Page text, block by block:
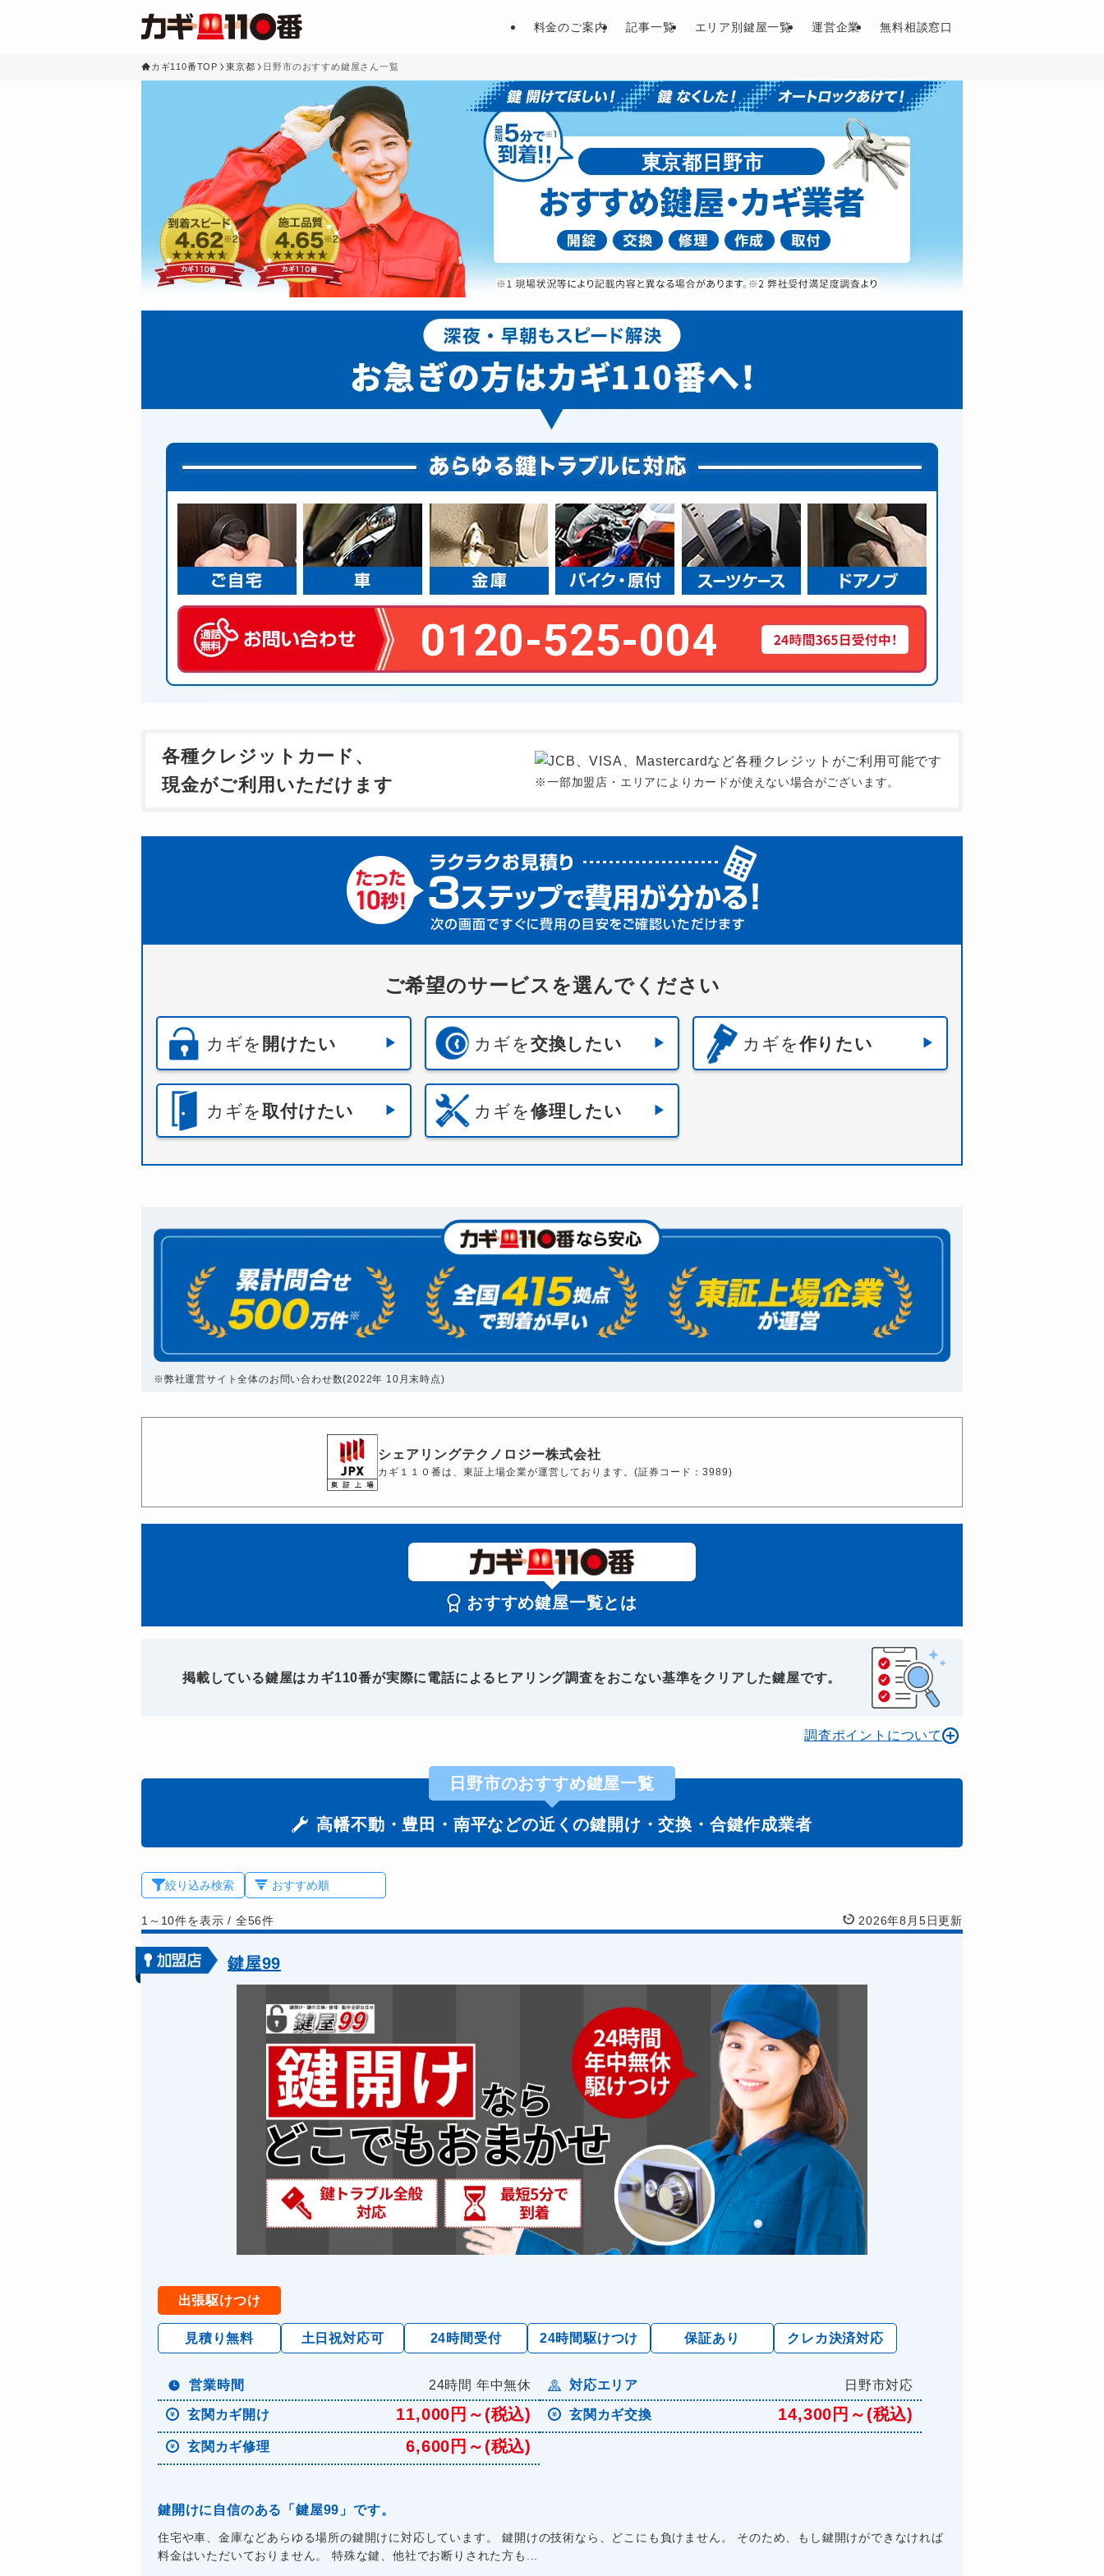
料金のご案内 記事一覧 エリア別鍵屋一覧 運営企業 無料相談窓口
カギ110番TOP 東京都 日野市のおすすめ鍵屋さん一覧
東京都日野市
0120-525-004
各種クレジットカード、
現金がご利用いただけます
※一部加盟店・エリアによりカードが使えない場合がございます。
ご希望のサービスを選んでください
カギを 開けたい カギを交換したい カギを作りたい
カギを取付けたい カギを修理したい
※弊社運営サイト全体のお問い合わせ数(2022年 10月末時点)
シェアリングテクノロジー株式会社
カギ１１０番は、東証上場企業が運営しております。(証券コード：3989)
おすすめ鍵屋一覧とは
掲載している鍵屋はカギ110番が実際に電話によるヒアリング調査をおこない基準をクリアした鍵屋です。
調査ポイントについて
日野市のおすすめ鍵屋一覧
高幡不動・豊田・南平などの近くの鍵開け・交換・合鍵作成業者
絞り込み検索
1～10件を表示/ 全56件 2026年8月5日更新
鍵屋99
出張駆けつけ
見積り無料 土日祝対応可 24時間受付 24時間駆けつけ 保証あり クレカ決済対応
営業時間 24時間 年中無休 対応エリア 日野市対応
玄関カギ開け 11,000円～(税込) 玄関カギ交換 14,300円～(税込)
玄関カギ修理 6,600円～(税込)
鍵開けに自信のある「鍵屋99」です。
住宅や車、金庫などあらゆる場所の鍵開けに対応しています。 鍵開けの技術なら、どこにも負けません。 そのため、もし鍵開けができなければ
料金はいただいておりません。 特殊な鍵、他社でお断りされた方も...